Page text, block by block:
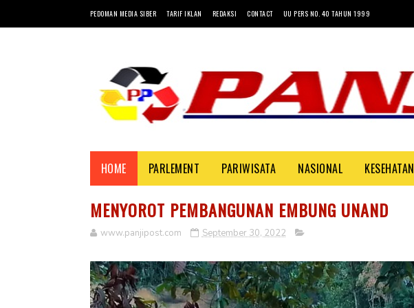
PEDOMAN MEDIA SIBER TARIF IKLAN REDAKSI CONTACT UU PERS NO. 40 TAHUN 1999
HOME PARLEMENT PARIWISATA NASIONAL KESEHATAN
MENYOROT PEMBANGUNAN EMBUNG UNAND
www.panjipost.com September 30, 2022